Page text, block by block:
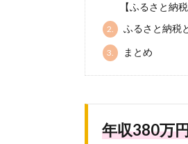
【ふるさと納
2. ふるさと納税
3. まとめ
年収380万